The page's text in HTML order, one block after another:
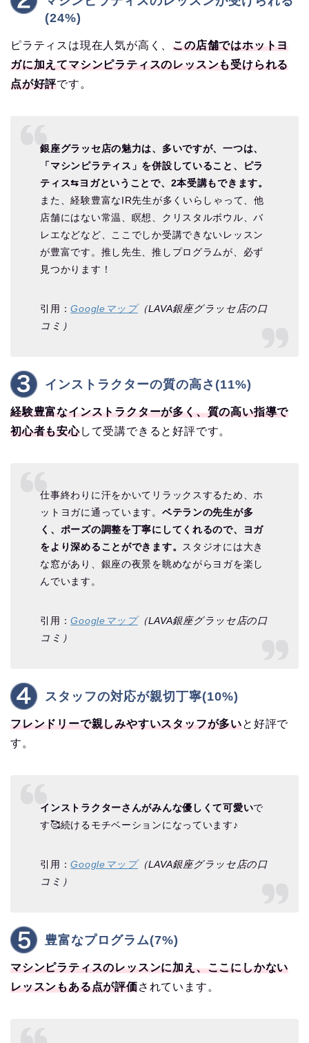
(24%)
ピラティスは現在人気が高く、この店舗ではホットヨ
ガに加えてマシンピラティスのレッスンも受けられる
点が好評です。
銀座グラッセ店の魅力は、多いですが、一つは、
「マシンピラティス」を併設していること、ピラ
ティス⇆ヨガということで、2本受講もできます。
また、経験豊富なIR先生が多くいらしゃって、他
店舗にはない常温、瞑想、クリスタルボウル、バ
レエなどなど、ここでしか受講できないレッスン
が豊富です。推し先生、推しプログラムが、必ず
見つかります！
引用：Googleマップ（LAVA銀座グラッセ店の口
コミ）
インストラクターの質の高さ(11%)
経験豊富なインストラクターが多く、質の高い指導で
初心者も安心して受講できると好評です。
仕事終わりに汗をかいてリラックスするため、ホ
ットヨガに通っています。 ベテランの先生が多
く、ポーズの調整を丁寧にしてくれるので、ヨガ
をより深めることができます。 スタジオには大き
な窓があり、銀座の夜景を眺めながらヨガを楽し
んでいます。
引用：Googleマップ（LAVA銀座グラッセ店の口
コミ）
スタッフの対応が親切丁寧(10%)
フレンドリーで親しみやすいスタッフが多いと好評で
す。
インストラクターさんがみんな優しくて可愛いで
す🥰続けるモチベーションになっています♪
引用：Googleマップ（LAVA銀座グラッセ店の口
コミ）
豊富なプログラム(7%)
マシンピラティスのレッスンに加え、ここにしかない
レッスンもある点が評価されています。